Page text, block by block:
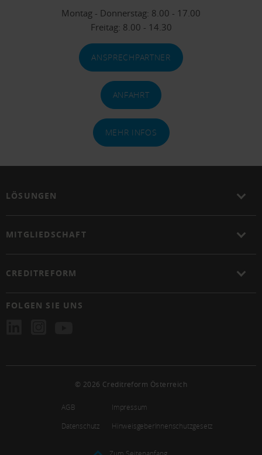
Montag - Donnerstag: 8.00 - 17.00
Freitag: 8.00 - 14.30
ANSPRECHPARTNER
ANFAHRT
MEHR INFOS
LÖSUNGEN
MITGLIEDSCHAFT
CREDITREFORM
FOLGEN SIE UNS
© 2026 Creditreform Österreich
AGB
Impressum
Datenschutz
HinweisgeberInnenschutzgesetz
Zum Seitenanfang